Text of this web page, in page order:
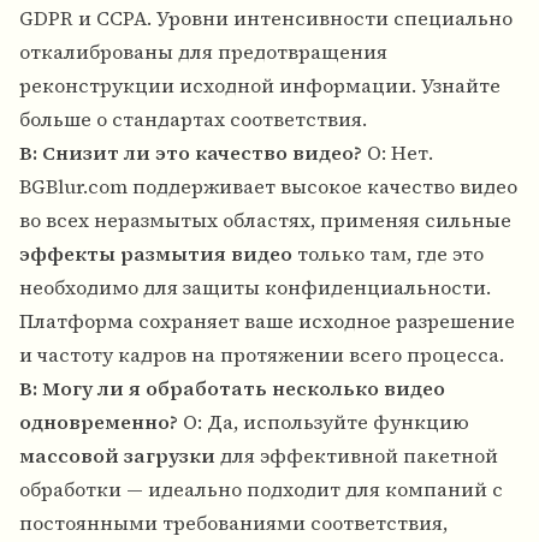
GDPR и CCPA. Уровни интенсивности специально
откалиброваны для предотвращения
реконструкции исходной информации. Узнайте
больше о стандартах соответствия.
В: Снизит ли это качество видео? О: Нет.
BGBlur.com поддерживает высокое качество видео
во всех неразмытых областях, применяя сильные
эффекты размытия видео только там, где это
необходимо для защиты конфиденциальности.
Платформа сохраняет ваше исходное разрешение
и частоту кадров на протяжении всего процесса.
В: Могу ли я обработать несколько видео
одновременно? О: Да, используйте функцию
массовой загрузки для эффективной пакетной
обработки — идеально подходит для компаний с
постоянными требованиями соответствия,